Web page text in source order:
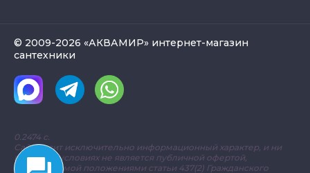
© 2009-2026 «АКВАМИР» интернет-магазин
сантехники
0.2474 с.
Сайт носит исключительно информационный характер, и ни
при каких условиях не является публичной офертой,
определяемой положениями статьи 437(2) Гражданского